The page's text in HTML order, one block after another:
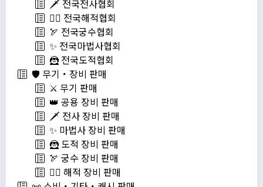
🗡️ 전국전사협회
🏴‍☠️ 전국해적협회
🏹 전국궁수협회
✨ 전국마법사협회
🦹 전국도적협회
🛡️ 무기・장비 판매
⚔️ 무기 판매
👑 공용 장비 판매
🗡️ 전사 장비 판매
✨ 마법사 장비 판매
🦹 도적 장비 판매
🏹 궁수 장비 판매
🏴‍☠️ 해적 장비 판매